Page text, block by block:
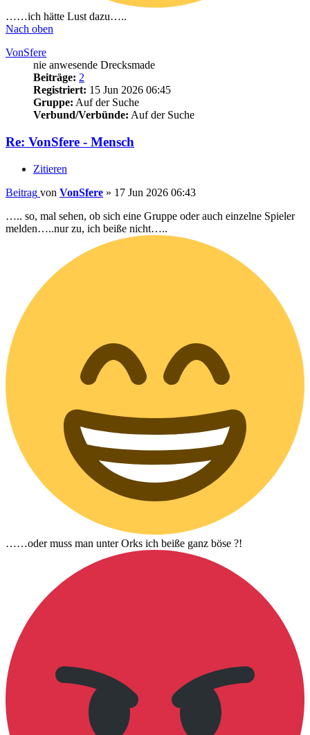
……ich hätte Lust dazu…..
Nach oben
VonSfere
nie anwesende Drecksmade
Beiträge: 2
Registriert: 15 Jun 2026 06:45
Gruppe: Auf der Suche
Verbund/Verbünde: Auf der Suche
Re: VonSfere - Mensch
Zitieren
Beitrag von VonSfere » 17 Jun 2026 06:43
….. so, mal sehen, ob sich eine Gruppe oder auch einzelne Spieler
melden…..nur zu, ich beiße nicht…..
……oder muss man unter Orks ich beiße ganz böse ?!